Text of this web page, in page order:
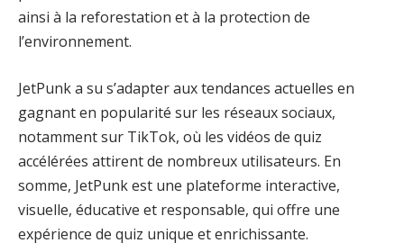
ainsi à la reforestation et à la protection de
l’environnement.
JetPunk a su s’adapter aux tendances actuelles en
gagnant en popularité sur les réseaux sociaux,
notamment sur TikTok, où les vidéos de quiz
accélérées attirent de nombreux utilisateurs. En
somme, JetPunk est une plateforme interactive,
visuelle, éducative et responsable, qui offre une
expérience de quiz unique et enrichissante.